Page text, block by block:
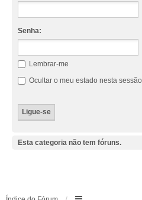
Senha:
Lembrar-me
Ocultar o meu estado nesta sessão
Esta categoria não tem fóruns.